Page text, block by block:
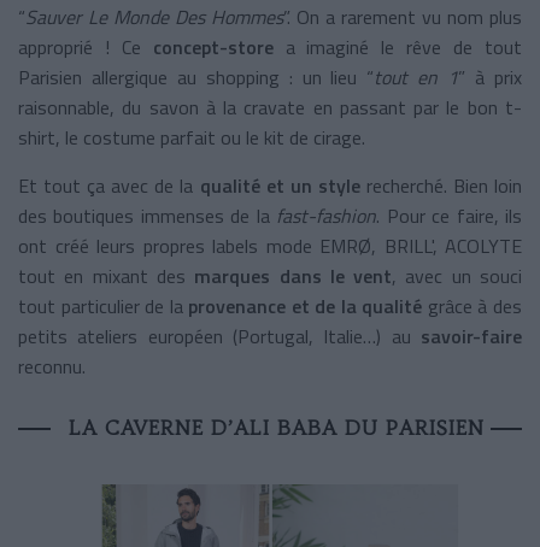
“Sauver Le Monde Des Hommes”. On a rarement vu nom plus
approprié ! Ce concept-storea imaginé le rêve de tout
Parisien allergique au shopping : un lieu “tout en 1” à prix
raisonnable, du savon à la cravate en passant par le bon t-
shirt, le costume parfait ou le kit de cirage.
Et tout ça avec de la qualité et un stylerecherché. Bien loin
des boutiques immenses de la fast-fashion. Pour ce faire, ils
ont créé leurs propres labels mode EMRØ, BRILL', ACOLYTE
tout en mixant des marques dans le vent, avec un souci
tout particulier de la provenance et de la qualité grâce à des
petits ateliers européen (Portugal, Italie…) au savoir-faire
reconnu.
LA CAVERNE D’ALI BABA DU PARISIEN